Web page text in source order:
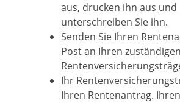
aus, drucken ihn aus und
unterschreiben Sie ihn.
Senden Sie Ihren
Post an Ihren zuständigen
Ihr
Ihren Rentenantrag. Ihren